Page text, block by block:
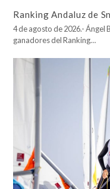
Ranking Andaluz de
4 de agosto de 2026.- Ángel
ganadores del Ranking…